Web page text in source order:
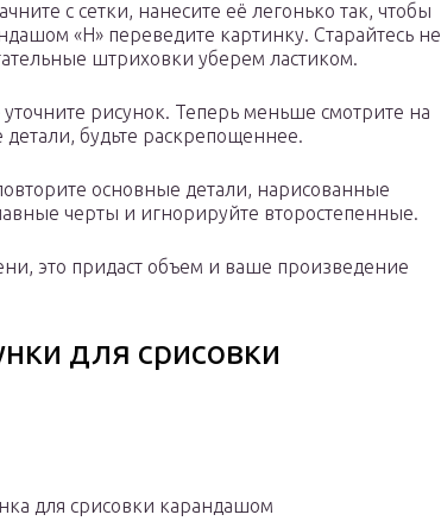
с сетки, нанесите её легонько так, чтобы
«Н» переведите картинку. Старайтесь не
штриховки уберем ластиком.
рисунок. Теперь меньше смотрите на
будьте раскрепощеннее.
основные детали, нарисованные
черты и игнорируйте второстепенные.
это придаст объем и ваше произведение
для срисовки
для срисовки карандашом